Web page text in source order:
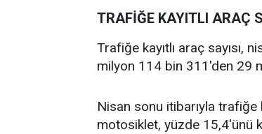
TRAFİĞE KAYITLI ARAÇ
Trafiğe kayıtlı araç sayısı,
milyon 114 bin 311'den 29
Nisan sonu itibarıyla trafiğe
motosiklet, yüzde 15,4'ünü